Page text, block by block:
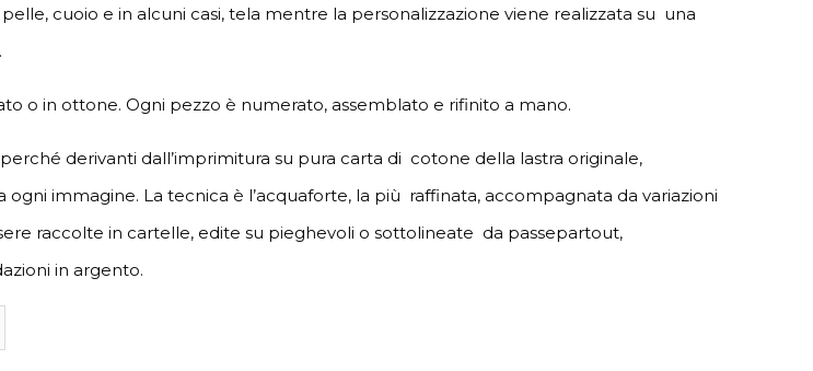
cuoio e in alcuni casi, tela mentre la personalizzazione viene realizzata su una
o in ottone. Ogni pezzo è numerato, assemblato e rifinito a mano.
derivanti dall’imprimitura su pura carta di cotone della lastra originale,
immagine. La tecnica è l’acquaforte, la più raffinata, accompagnata da variazioni
raccolte in cartelle, edite su pieghevoli o sottolineate da passepartout,
in argento.